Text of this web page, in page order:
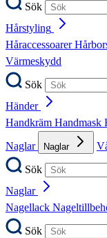
Sök
Hårstyling
Håraccessoarer
Värmeskydd
Sök
Händer
Handkräm Handmask
Naglar
Naglar
Sök
Naglar
Nagellack
Sök